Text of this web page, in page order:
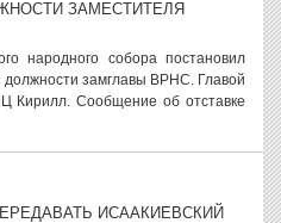
ЗАМЕСТИТЕЛЯ
народного собора постановил
замглавы ВРНС. Главой
Кирилл. Сообщение об отставке
ИСААКИЕВСКИЙ